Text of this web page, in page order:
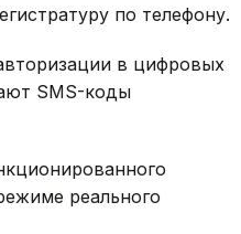
по телефону.
в цифровых
SMS-коды
реального